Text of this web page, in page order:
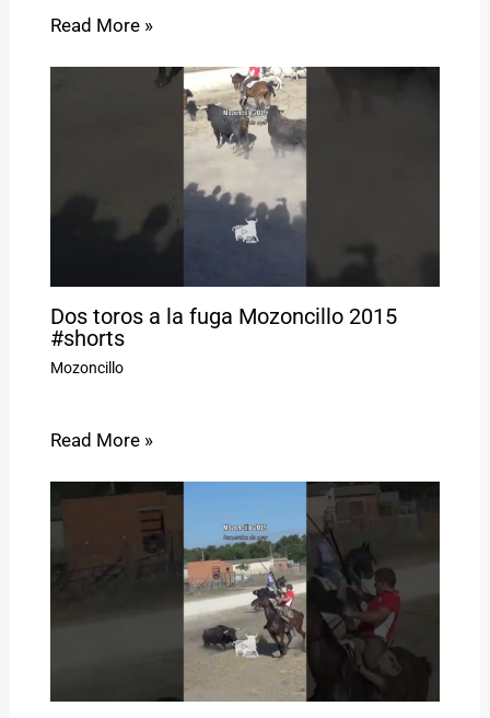
Read More »
Dos toros a la fuga Mozoncillo 2015
#shorts
Mozoncillo
Read More »